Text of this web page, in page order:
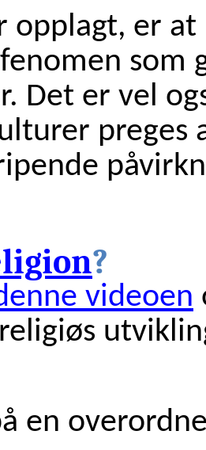
opplagt, er
som
Det er vel
preges
?
videoen
en